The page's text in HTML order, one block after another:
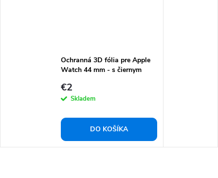
Ochranná 3D fólia pre Apple
Watch 44 mm - s čiernym
€2
Skladem
DO KOŠÍKA